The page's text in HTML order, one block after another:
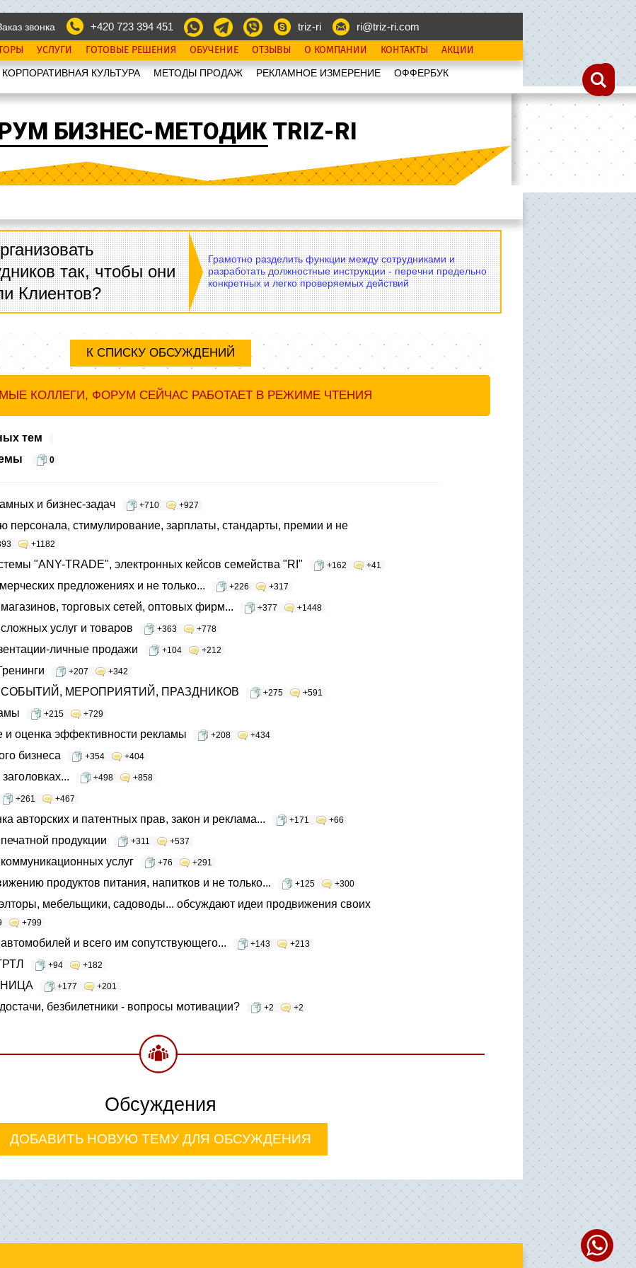
звонка
+420 723 394 451 triz-ri ri@triz-ri.com
УСЛУГИ ГОТОВЫЕ РЕШЕНИЯ ОБУЧЕНИЕ ОТЗЫВЫ О КОМПАНИИ КОНТАКТЫ АКЦИИ
КОРПОРАТИВНАЯ КУЛЬТУРА МЕТОДЫ ПРОДАЖ РЕКЛАМНОЕ ИЗМЕРЕНИЕ OФФЕРБУК
БИЗНЕС-МЕТОДИК TRIZ-RI
так, чтобы они
Клиентов?
Грамотно разделить функции между сотрудниками и
разработать должностные инструкции - перечни предельно
конкретных и легко проверяемых действий
К СПИСКУ ОБСУЖДЕНИЙ
КОЛЛЕГИ, ФОРУМ СЕЙЧАС РАБОТАЕТ В РЕЖИМЕ ЧТЕНИЯ
тем
0
и бизнес-задач +710 +927
персонала, стимулирование, зарплаты, стандарты, премии и не
+1182
"ANY-TRADE", электронных кейсов семейства "RI" +162 +41
предложениях и не только... +226 +317
торговых сетей, оптовых фирм... +377 +1448
услуг и товаров +363 +778
личные продажи +104 +212
+207 +342
СОБЫТИЙ, МЕРОПРИЯТИЙ, ПРАЗДНИКОВ +275 +591
+215 +729
и оценка эффективности рекламы +208 +434
бизнеса +354 +404
+498 +858
+261 +467
авторских и патентных прав, закон и реклама... +171 +66
продукции +311 +537
услуг +76 +291
продуктов питания, напитков и не только... +125 +300
мебельщики, садоводы... обсуждают идеи продвижения своих
+799
и всего им сопутствующего... +143 +213
+94 +182
+177 +201
безбилетники - вопросы мотивации? +2 +2
Обсуждения
ДОБАВИТЬ НОВУЮ ТЕМУ ДЛЯ ОБСУЖДЕНИЯ